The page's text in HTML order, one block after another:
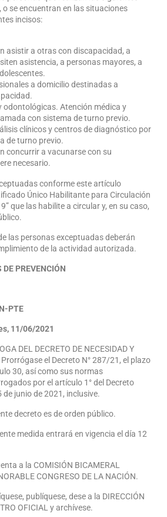
se encuentran en las situaciones
incisos:
asistir a otras con discapacidad, a
asistencia, a personas mayores, a
a domicilio destinadas a
odontológicas. Atención médica y
con sistema de turno previo.
clínicos y centros de diagnóstico por
de turno previo.
concurrir a vacunarse con su
necesario.
conforme este artículo
Único Habilitante para Circulación
que las habilite a circular y, en su caso,
las personas exceptuadas deberán
de la actividad autorizada.
DE PREVENCIÓN
PTE
11/06/2021
DEL DECRETO DE NECESIDAD Y
el Decreto N° 287/21, el plazo
30, así como sus normas
por el artículo 1° del Decreto
junio de 2021, inclusive.
decreto es de orden público.
medida entrará en vigencia el día 12
a la COMISIÓN BICAMERAL
CONGRESO DE LA NACIÓN.
publíquese, dese a la DIRECCIÓN
OFICIAL y archívese.